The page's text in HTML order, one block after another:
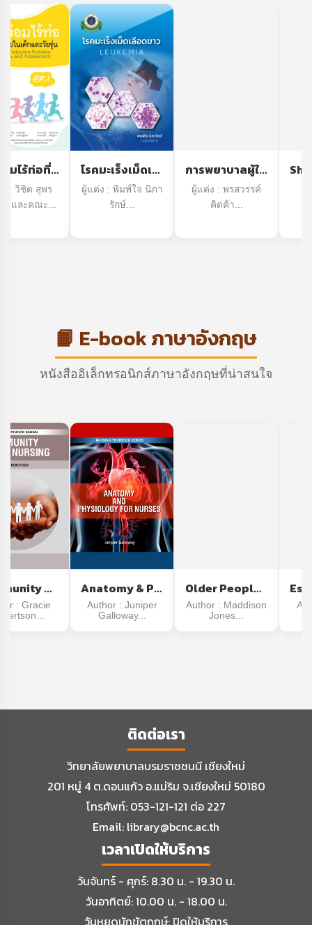
โรคต่อมไร้ท่อที่พบบ่อยในเด็กและวัยรุ่น (EP.1) (COMMON ENDOCRINE PROBLEMS IN CHILDREN AND ADOLESCENTS
: วิชิต สุพร
ย และคณะ...
โรคมะเร็งเม็ดเลือดขาว (LEUKEMIA)
ผู้แต่ง : พิมพ์ใจ นิภา
รักษ์...
การพยาบาลผู้ใหญ่ 2 (Nursing for adult II)
ผู้แต่ง : พรสวรรค์
คิดค้า...
📙 E-book ภาษาอังกฤษ
หนังสืออิเล็กทรอนิกส์ภาษาอังกฤษที่น่าสนใจ
Community Health Nursing
: Gracie
Anatomy & Physiology for Nurses
Author : Juniper
Galloway...
Older People Nursing
Author : Maddison
Jones...
ติดต่อเรา
วิทยาลัยพยาบาลบรมราชชนนี เชียงใหม่
201 หมู่ 4 ต.ดอนแก้ว อ.แม่ริม จ.เชียงใหม่ 50180
โทรศัพท์: 053-121-121 ต่อ 227
Email: library@bcnc.ac.th
เวลาเปิดให้บริการ
วันจันทร์ - ศุกร์: 8.30 น. - 19.30 น.
วันอาทิตย์: 10.00 น. - 18.00 น.